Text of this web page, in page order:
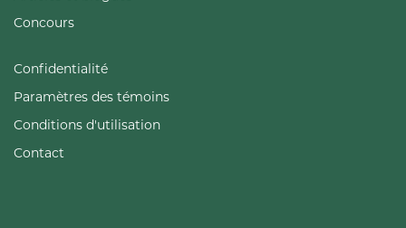
Concours
Confidentialité
Paramètres des témoins
Conditions d'utilisation
Contact